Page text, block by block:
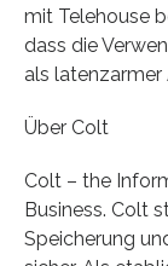
mit Telehouse
dass die
als
Über Colt
Colt – the
Business. Colt
Speicherung